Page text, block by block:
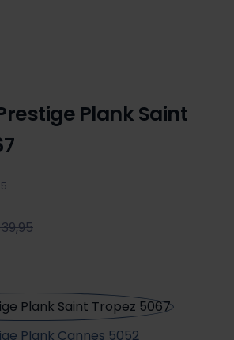
Plank Saint